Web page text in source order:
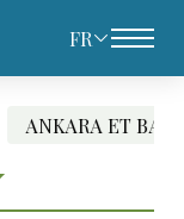
FR
BAGDAD